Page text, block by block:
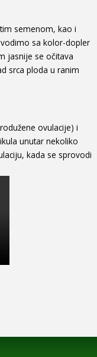
semenom, kao i
sa kolor-dopler
jasnije se očitava
srca ploda u ranim
ovulacije) i
unutar nekoliko
kada se sprovodi